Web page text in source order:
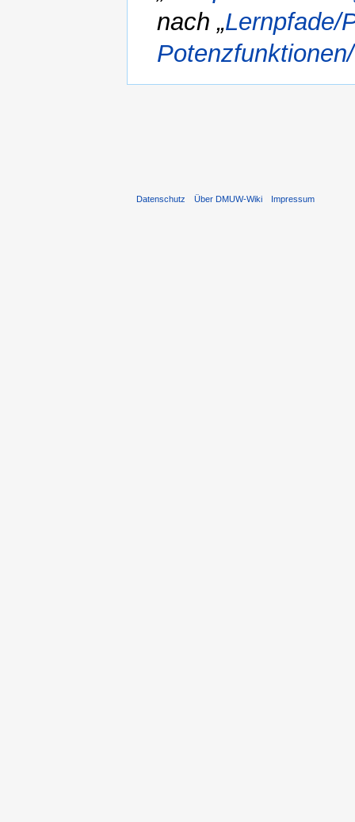
nach „Lernpfade/
Datenschutz Über DMUW-Wiki Impressum